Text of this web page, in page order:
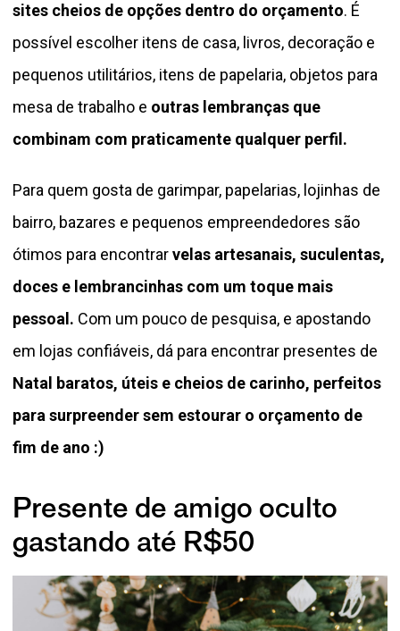
sites cheios de opções dentro do orçamento. É
possível escolher itens de casa, livros, decoração e
pequenos utilitários, itens de papelaria, objetos para
mesa de trabalho e outras lembranças que
combinam com praticamente qualquer perfil.
Para quem gosta de garimpar, papelarias, lojinhas de
bairro, bazares e pequenos empreendedores são
ótimos para encontrarvelas artesanais, suculentas,
doces e lembrancinhas com um toque mais
pessoal. Com um pouco de pesquisa, e apostando
em lojas confiáveis, dá para encontrar presentes de
Natal baratos, úteis e cheios de carinho, perfeitos
para surpreender sem estourar o orçamento de
fim de ano :)
Presente de amigo oculto
gastando até R$50